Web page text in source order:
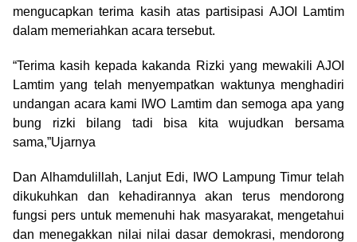
mengucapkan terima kasih atas partisipasi AJOI Lamtim
dalam memeriahkan acara tersebut.
“Terima kasih kepada kakanda Rizki yang mewakiIi AJOI
Lamtim yang telah menyempatkan waktunya menghadiri
undangan acara kami IWO Lamtim dan semoga apa yang
bung rizki bilang tadi bisa kita wujudkan bersama
sama,”Ujarnya
Dan Alhamdulillah, Lanjut Edi, IWO Lampung Timur telah
dikukuhkan dan kehadirannya akan terus mendorong
fungsi pers untuk memenuhi hak masyarakat, mengetahui
dan menegakkan nilai nilai dasar demokrasi, mendorong